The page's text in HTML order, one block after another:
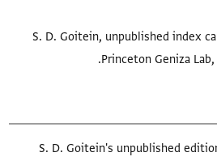
S. D. Goitein, unpublished index
Princeton Geniza
S. D. Goitein's unpublished